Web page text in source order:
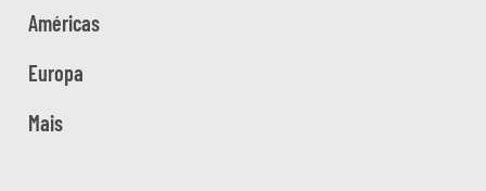
Américas
Europa
Mais